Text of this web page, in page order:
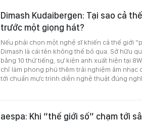
Dimash Kudaibergen: Tại sao cả
trước một giọng hát?
Nếu phải chọn một nghệ sĩ khiến cả thế giới
Dimash là cái tên không thể bỏ qua. Sở hữu
bằng 10 thứ tiếng, sự kiện anh xuất hiện tại
chỉ làm phong phú thêm trải nghiệm âm nhạc
tới chuẩn mực trình diễn nghệ thuật đúng
aespa: Khi “thế giới số” chạm tới